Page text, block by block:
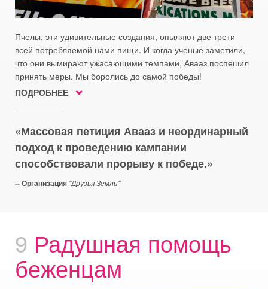
Пчелы, эти удивительные создания, опыляют две трети
всей потребляемой нами пищи. И когда ученые заметили,
что они вымирают ужасающими темпами, Авааз поспешил
принять меры. Мы боролись до самой победы!
ПОДРОБНЕЕ
Массовая петиция Авааз и неординарный
подход к проведению кампании
способствовали прорыву к победе.
-- Организация "Друзья Земли"
9 Радушная помощь
беженцам